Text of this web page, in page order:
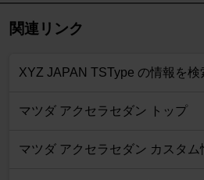
関連リンク
XYZ JAPAN TSType の情報を検
マツダ アクセラセダン トップ
マツダ アクセラセダン カスタム